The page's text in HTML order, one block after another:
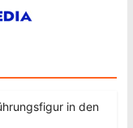
in den